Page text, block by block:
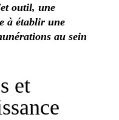
outil, une
à établir une
au sein
et